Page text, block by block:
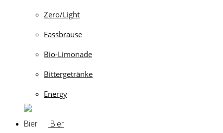
Zero/Light
Fassbrause
Bio-Limonade
Bittergetränke
Energy
Bier